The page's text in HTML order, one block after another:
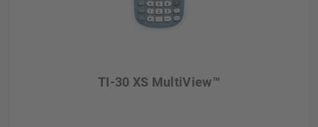
TI-30 XS MultiView™